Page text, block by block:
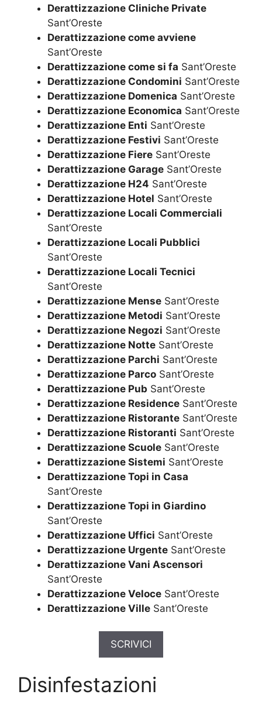
Derattizzazione Cliniche Private
Sant’Oreste
Derattizzazione come avviene
Sant’Oreste
Derattizzazione come si fa Sant’Oreste
Derattizzazione Condomini Sant’Oreste
Derattizzazione Domenica Sant’Oreste
Derattizzazione Economica Sant’Oreste
Derattizzazione Enti Sant’Oreste
Derattizzazione Festivi Sant’Oreste
Derattizzazione Fiere Sant’Oreste
Derattizzazione Garage Sant’Oreste
Derattizzazione H24 Sant’Oreste
Derattizzazione Hotel Sant’Oreste
Derattizzazione Locali Commerciali
Sant’Oreste
Derattizzazione Locali Pubblici
Sant’Oreste
Derattizzazione Locali Tecnici
Sant’Oreste
Derattizzazione Mense Sant’Oreste
Derattizzazione Metodi Sant’Oreste
Derattizzazione Negozi Sant’Oreste
Derattizzazione Notte Sant’Oreste
Derattizzazione Parchi Sant’Oreste
Derattizzazione Parco Sant’Oreste
Derattizzazione Pub Sant’Oreste
Derattizzazione Residence Sant’Oreste
Derattizzazione Ristorante Sant’Oreste
Derattizzazione Ristoranti Sant’Oreste
Derattizzazione Scuole Sant’Oreste
Derattizzazione Sistemi Sant’Oreste
Derattizzazione Topi in Casa
Sant’Oreste
Derattizzazione Topi in Giardino
Sant’Oreste
Derattizzazione Uffici Sant’Oreste
Derattizzazione Urgente Sant’Oreste
Derattizzazione Vani Ascensori
Sant’Oreste
Derattizzazione Veloce Sant’Oreste
Derattizzazione Ville Sant’Oreste
SCRIVICI
Disinfestazioni